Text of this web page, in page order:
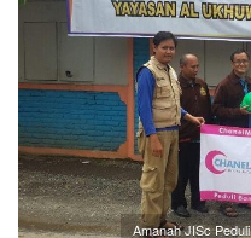
Amanah JISc